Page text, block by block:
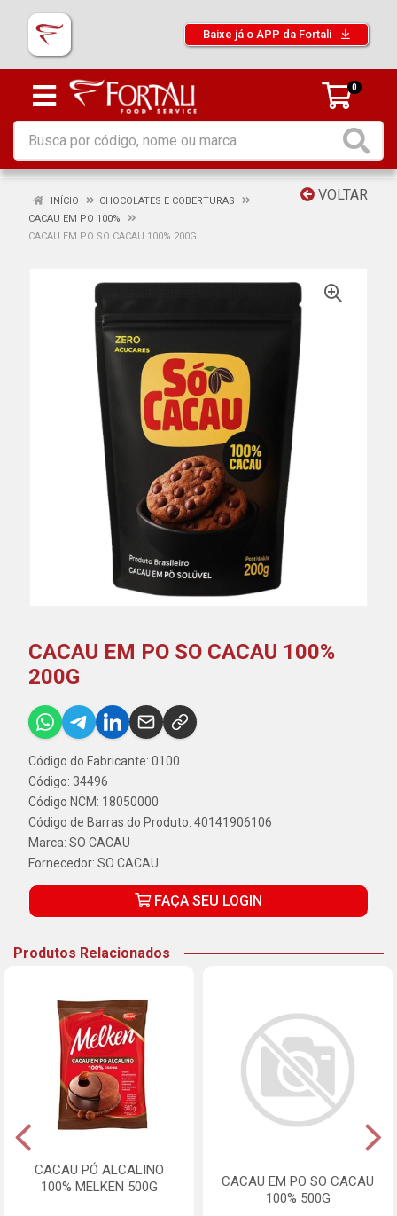
Baixe já o APP da Fortali
0
VOLTAR
INÍCIO
CHOCOLATES E COBERTURAS
CACAU EM PO 100%
CACAU EM PO SO CACAU 100% 200G
CACAU EM PO SO CACAU 100%
200G
Código do Fabricante: 0100
Código: 34496
Código NCM: 18050000
Código de Barras do Produto: 40141906106
Marca: SO CACAU
Fornecedor: SO CACAU
FAÇA SEU LOGIN
Produtos Relacionados
CACAU PÓ ALCALINO
100% MELKEN 500G
CACAU EM PO SO CACAU
100% 500G